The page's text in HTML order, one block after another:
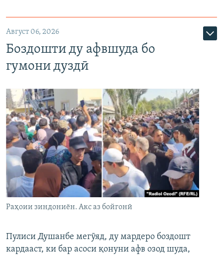
Август 06, 2026
Боздошти ду афвшуда бо
гумони дуздӣ
Раҳоии зиндониён. Акс аз бойгонӣ
Пулиси Душанбе мегӯяд, ду мардеро боздошт
кардааст, ки бар асоси қонуни афв озод шуда,